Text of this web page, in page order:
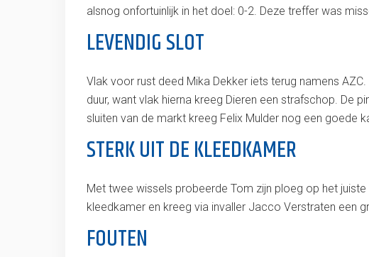
alsnog onfortuinlijk in het doel: 0-2. Deze treffer was
LEVENDIG SLOT
Vlak voor rust deed Mika Dekker iets terug namens
duur, want vlak hierna kreeg Dieren een strafschop. De
sluiten van de markt kreeg Felix Mulder nog een goede
STERK UIT DE KLEEDKAMER
Met twee wissels probeerde Tom zijn ploeg op het
kleedkamer en kreeg via invaller Jacco Verstraten een
FOUTEN